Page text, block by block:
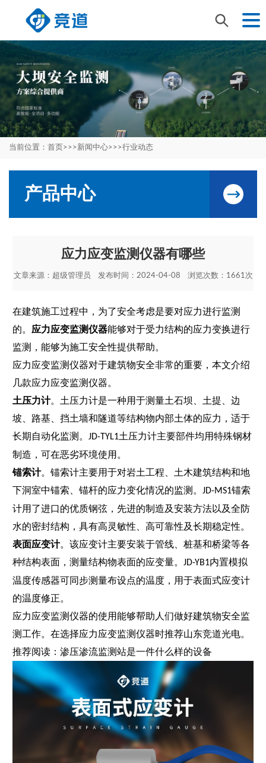
当前位置： 首页 >>>新闻中心>>>行业动态
产品中心
应力应变监测仪器有哪些
文章来源： 超级管理员 发布时间：2024-04-08 浏览次数：1661次
在建筑施工过程中，为了安全考虑是要对应力进行监测
的。 应力应变监测仪器能够对于受力结构的应力变换进行
监测，能够为施工安全性提供帮助。
应力应变监测仪器对于建筑物安全非常的重要，本文介绍
几款应力应变监测仪器。
土压力计。土压力计是一种用于测量⼟⽯坝、⼟提、边
坡、路基、挡⼟墙和隧道等结构物内部⼟体的应⼒，适于
⻓期⾃动化监测。 JD-TYL1土压力计主要部件均⽤特殊钢材
制造，可在恶劣环境使⽤。
锚索计。锚索计主要⽤于对岩⼟⼯程、⼟⽊建筑结构和地
下洞室中锚索、锚杆的应⼒变化情况的监测。 JD-MS1锚索
计⽤了进⼝的优质钢弦，先进的制造及安装⽅法以及全防
⽔的密封结构，具有⾼灵敏性、⾼可靠性及⻓期稳定性。
表面应变计。该应变计主要安装于管线、桩基和桥梁等各
种结构表⾯，测量结构物表⾯的应变量。 JD-YB1内置模拟
温度传感器可同步测量布设点的温度，⽤于表⾯式应变计
的温度修正。
应力应变监测仪器的使用能够帮助人们做好建筑物安全监
测工作。在选择应力应变监测仪器时推荐山东竞道光电。
推荐阅读： 渗压渗流监测站是一件什么样的设备